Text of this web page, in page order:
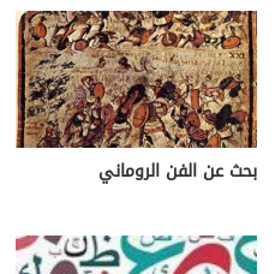
بحث عن الفن الروماني